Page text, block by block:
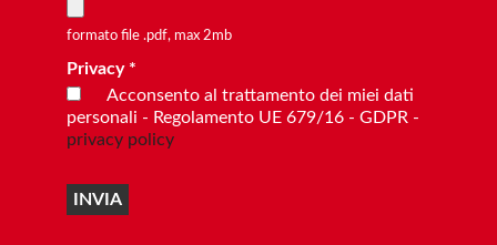
formato file .pdf, max 2mb
Privacy *
Acconsento al trattamento dei miei dati
personali - Regolamento UE 679/16 - GDPR -
privacy policy